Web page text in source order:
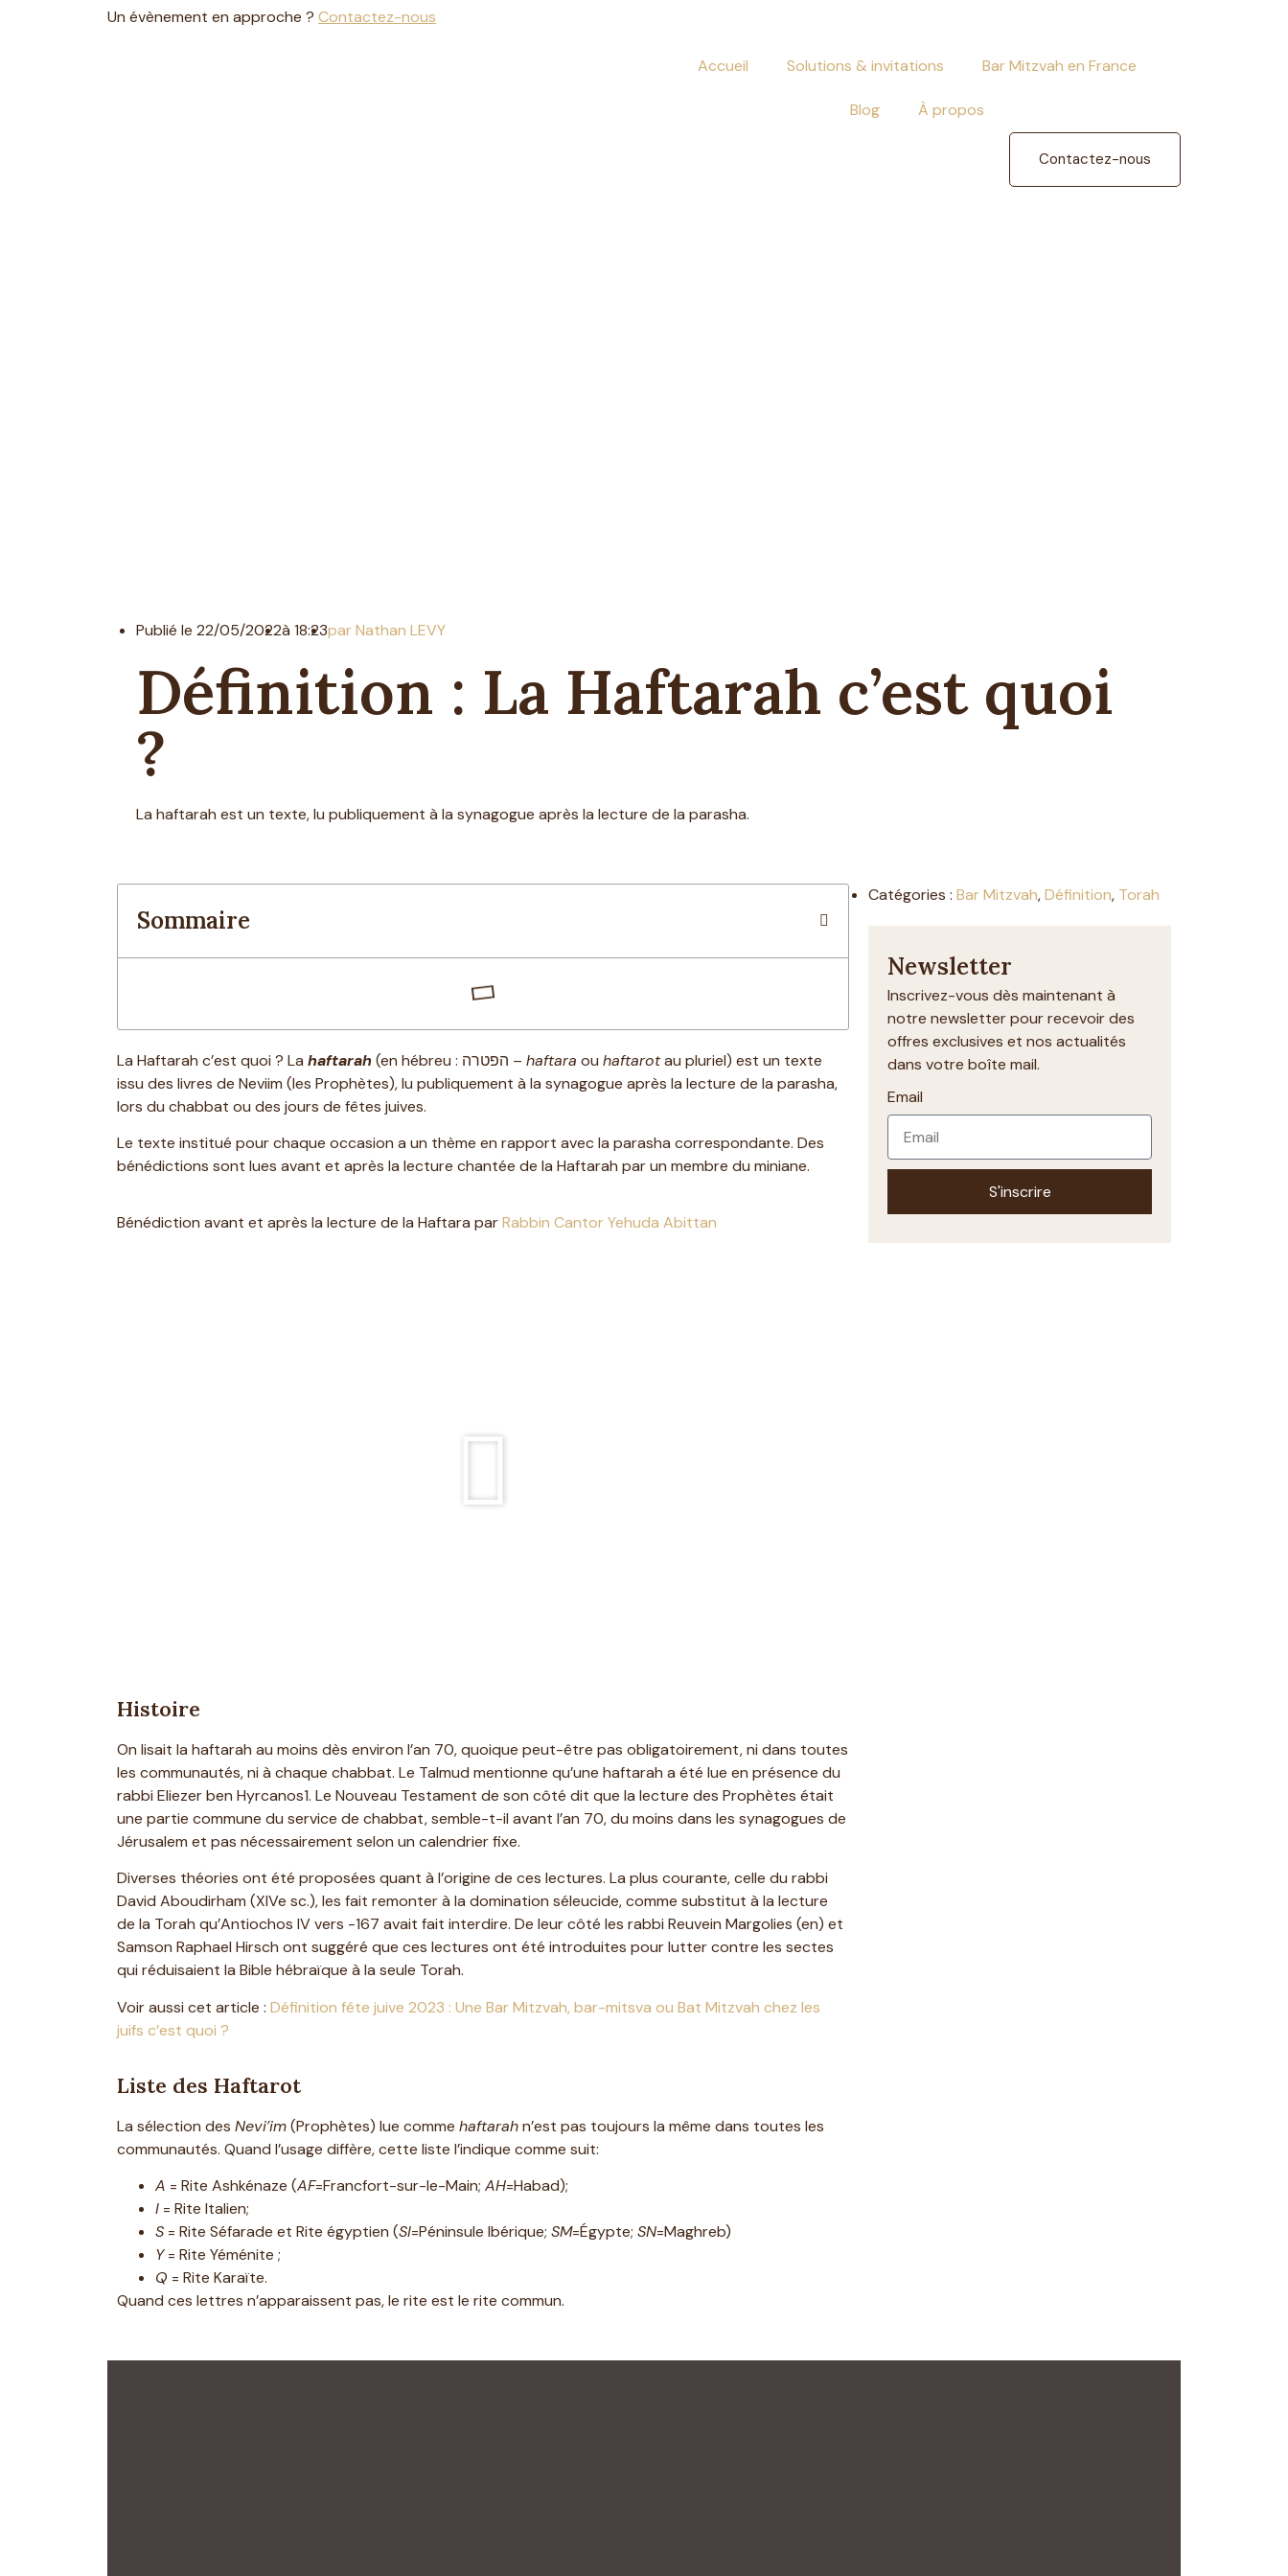
Un évènement en approche ? Contactez-nous
Accueil Solutions & invitations Bar Mitzvah en France
Blog À propos
Contactez-nous
Publié le 22/05/2022à 18:23par Nathan LEVY
Définition : La Haftarah c’est quoi
?
La haftarah est un texte, lu publiquement à la synagogue après la lecture de la parasha.
Sommaire
La Haftarah c’est quoi ? La haftarah (en hébreu : הפטרה – haftara ou haftarotau pluriel) est un texte
issu des livres de Neviim (les Prophètes), lu publiquement à la synagogue après la lecture de la parasha,
lors du chabbat ou des jours de fêtes juives.
Le texte institué pour chaque occasion a un thème en rapport avec la parasha correspondante. Des
bénédictions sont lues avant et après la lecture chantée de la Haftarah par un membre du miniane.
Bénédiction avant et après la lecture de la Haftara parRabbin Cantor Yehuda Abittan
Histoire
On lisait la haftarah au moins dès environ l’an 70, quoique peut-être pas obligatoirement, ni dans toutes
les communautés, ni à chaque chabbat. Le Talmud mentionne qu’une haftarah a été lue en présence du
rabbi Eliezer ben Hyrcanos1. Le Nouveau Testament de son côté dit que la lecture des Prophètes était
une partie commune du service de chabbat, semble-t-il avant l’an 70, du moins dans les synagogues de
Jérusalem et pas nécessairement selon un calendrier fixe.
Diverses théories ont été proposées quant à l’origine de ces lectures. La plus courante, celle du rabbi
David Aboudirham (XIVe sc.), les fait remonter à la domination séleucide, comme substitut à la lecture
de la Torah qu’Antiochos IV vers -167 avait fait interdire. De leur côté les rabbi Reuvein Margolies (en) et
Samson Raphael Hirsch ont suggéré que ces lectures ont été introduites pour lutter contre les sectes
qui réduisaient la Bible hébraïque à la seule Torah.
Voir aussi cet article : Définition fête juive 2023 : Une Bar Mitzvah, bar-mitsva ou Bat Mitzvah chez les
juifs c’est quoi ?
Liste des Haftarot
La sélection des Nevi’im(Prophètes) lue comme haftarahn’est pas toujours la même dans toutes les
communautés. Quand l’usage diffère, cette liste l’indique comme suit:
A = Rite Ashkénaze (AF=Francfort-sur-le-Main; AH=Habad);
I = Rite Italien;
S = Rite Séfarade et Rite égyptien (SI=Péninsule Ibérique; SM=Égypte; SN=Maghreb)
Y= Rite Yéménite ;
Q = Rite Karaïte.
Quand ces lettres n’apparaissent pas, le rite est le rite commun.
Catégories : Bar Mitzvah,Définition, Torah
Newsletter
Inscrivez-vous dès maintenant à
notre newsletter pour recevoir des
offres exclusives et nos actualités
dans votre boîte mail.
Email
S'inscrire